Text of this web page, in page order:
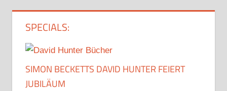
SPECIALS:
SIMON BECKETTS DAVID HUNTER FEIERT
JUBILÄUM